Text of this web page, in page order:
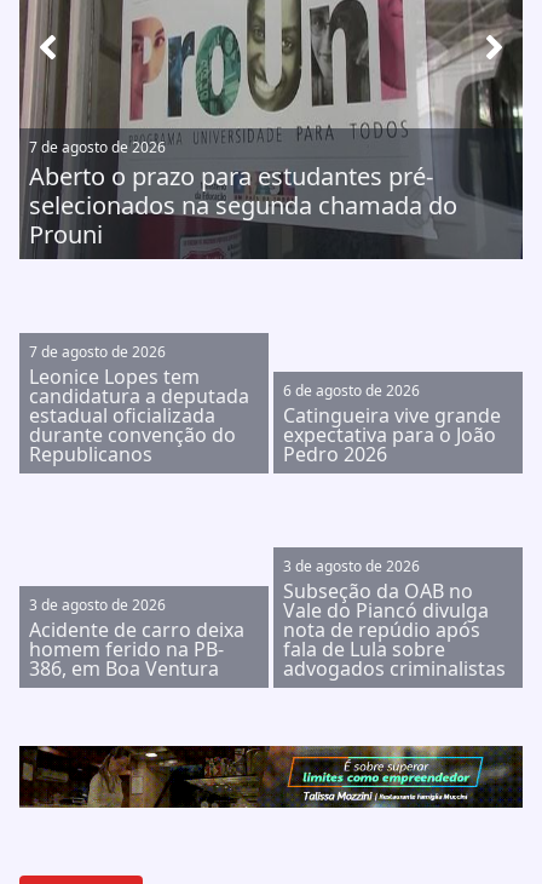
7 de agosto de 2026
Aberto o prazo para estudantes pré-
selecionados na segunda chamada do
Prouni
7 de agosto de 2026
Leonice Lopes tem
candidatura a deputada
estadual oficializada
durante convenção do
Republicanos
6 de agosto de 2026
Catingueira vive grande
expectativa para o João
Pedro 2026
3 de agosto de 2026
Acidente de carro deixa
homem ferido na PB-
386, em Boa Ventura
3 de agosto de 2026
Subseção da OAB no
Vale do Piancó divulga
nota de repúdio após
fala de Lula sobre
advogados criminalistas